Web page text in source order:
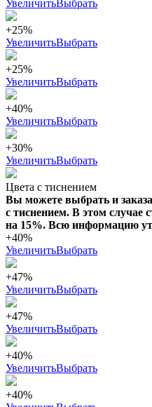
УвеличитьВыбрать
+25%
УвеличитьВыбрать
+25%
УвеличитьВыбрать
+40%
УвеличитьВыбрать
+30%
УвеличитьВыбрать
Цвета с тиснением
Вы можете выбрать и
с тиснением. В этом случае
на 15%. Всю информацию
+40%
УвеличитьВыбрать
+47%
УвеличитьВыбрать
+47%
УвеличитьВыбрать
+40%
УвеличитьВыбрать
+40%